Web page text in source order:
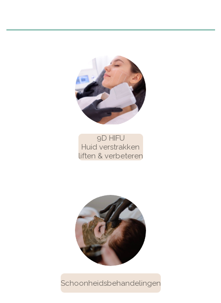
9D HIFU
Huid verstrakken
liften & verbeteren
Schoonheidsbehandelingen